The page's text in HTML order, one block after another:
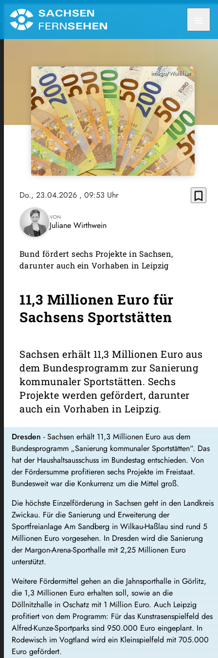
imago/Wolfilser
Do., 23.04.2026 , 09:53 Uhr bookmark_border
VON
Juliane Wirthwein
Bund fördert sechs Projekte in Sachsen,
darunter auch ein Vorhaben in Leipzig
11,3 Millionen Euro für
Sachsens Sportstätten
Sachsen erhält 11,3 Millionen Euro aus
dem Bundesprogramm zur Sanierung
kommunaler Sportstätten. Sechs
Projekte werden gefördert, darunter
auch ein Vorhaben in Leipzig.
Dresden - Sachsen erhält 11,3 Millionen Euro aus dem
Bundesprogramm „Sanierung kommunaler Sportstätten“. Das
hat der Haushaltsausschuss im Bundestag entschieden. Von
der Fördersumme profitieren sechs Projekte im Freistaat.
Bundesweit war die Konkurrenz um die Mittel groß.
Die höchste Einzelförderung in Sachsen geht in den Landkreis
Zwickau. Für die Sanierung und Erweiterung der
Sportfreianlage Am Sandberg in Wilkau-Haßlau sind rund 5
Millionen Euro vorgesehen. In Dresden wird die Sanierung
der Margon-Arena-Sporthalle mit 2,25 Millionen Euro
unterstützt.
Weitere Fördermittel gehen an die Jahnsporthalle in Görlitz,
die 1,3 Millionen Euro erhalten soll, sowie an die
Döllnitzhalle in Oschatz mit 1 Million Euro. Auch Leipzig
profitiert von dem Programm: Für das Kunstrasenspielfeld des
Alfred-Kunze-Sportparks sind 950.000 Euro eingeplant. In
Rodewisch im Vogtland wird ein Kleinspielfeld mit 705.000
Euro gefördert.